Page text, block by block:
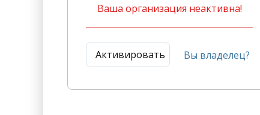
Ваша организация неактивна!
Активировать Вы владелец?